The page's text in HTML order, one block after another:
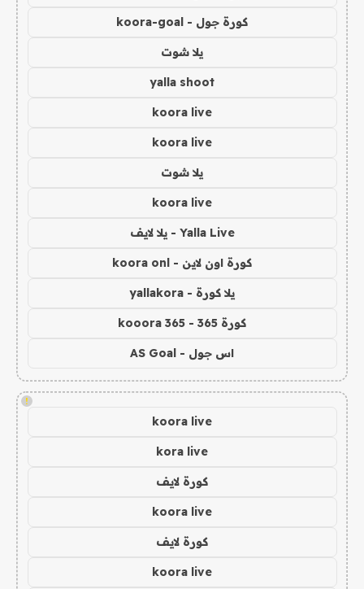
كورة جول - koora-goal
يلا شوت
yalla shoot
koora live
koora live
يلا شوت
koora live
Yalla Live - يلا لايف
كورة اون لاين - koora onl
يلا كورة - yallakora
كورة 365 - kooora 365
اس جول - AS Goal
!
koora live
kora live
كورة لايف
koora live
كورة لايف
koora live